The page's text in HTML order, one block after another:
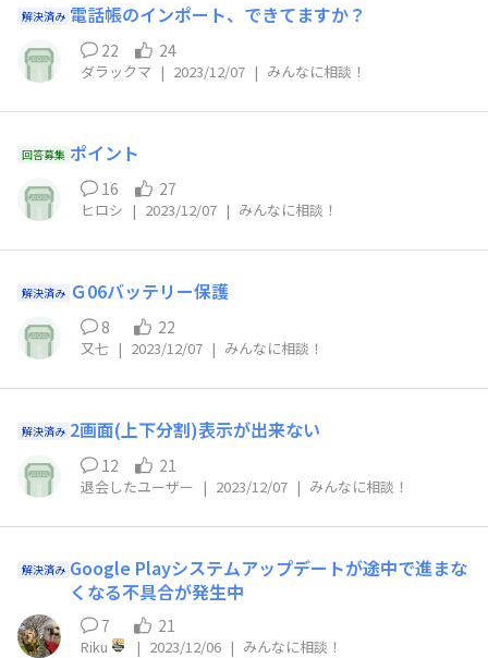
解決済み 電話帳のインポート、できてますか？
22 24
ダラックマ | 2023/12/07 | みんなに相談！
回答募集 ポイント
16 27
ヒロシ | 2023/12/07 | みんなに相談！
解決済み Ｇ06バッテリー保護
8 22
又七 | 2023/12/07 | みんなに相談！
解決済み 2画面(上下分割)表示が出来ない
12 21
退会したユーザー | 2023/12/07 | みんなに相談！
解決済み Google Playシステムアップデートが途中で進まな
くなる不具合が発生中
7 21
Riku | 2023/12/06 | みんなに相談！